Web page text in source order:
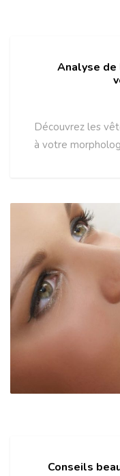
Analyse
Découvrez les
à votre
Conseils